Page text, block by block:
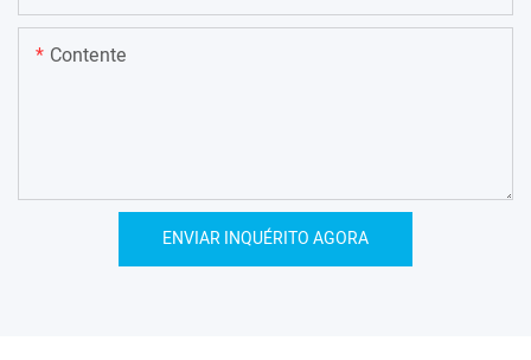
Contente
ENVIAR INQUÉRITO AGORA